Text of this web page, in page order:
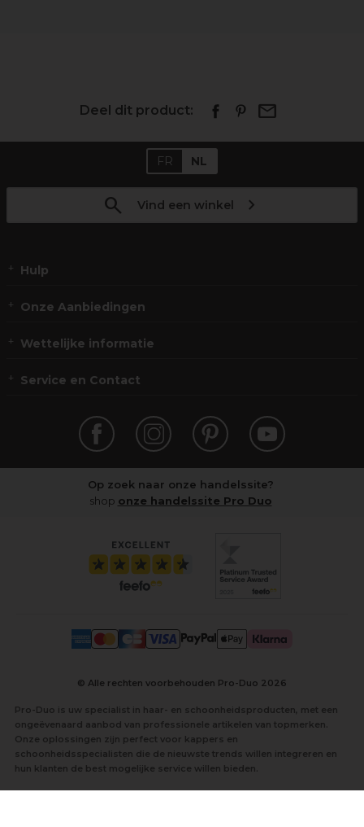
Deel dit product:
FR NL
Vind een winkel
Hulp
Onze Aanbiedingen
Wettelijke informatie
Service en Contact
Op zoek naar onze handelssite?
shop onze handelssite Pro Duo
© Alle rechten voorbehouden Pro-Duo 2026
Pro-Duo is uw specialist in haar- en schoonheidsproducten, met een
ongeëvenaard aanbod van professionele artikelen van topmerken.
Onze oplossingen zijn perfect voor kappers en
schoonheidsspecialisten die de nieuwste trends willen integreren en
hun klanten de best mogelijke service willen bieden.